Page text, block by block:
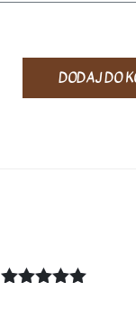
DODAJ DO